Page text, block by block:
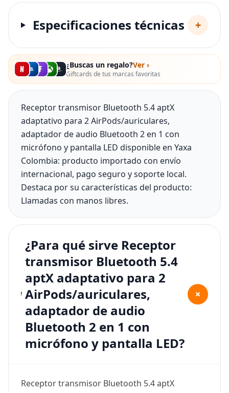
Especificaciones técnicas +
¿Buscas un regalo?Ver ›
Giftcards de tus marcas favoritas
Receptor transmisor Bluetooth 5.4 aptX
adaptativo para 2 AirPods/auriculares,
adaptador de audio Bluetooth 2 en 1 con
micrófono y pantalla LED disponible en Yaxa
Colombia: producto importado con envío
internacional, pago seguro y soporte local.
Destaca por su características del producto:
Llamadas con manos libres.
¿Para qué sirve Receptor
transmisor Bluetooth 5.4
aptX adaptativo para 2
AirPods/auriculares,
adaptador de audio
Bluetooth 2 en 1 con
micrófono y pantalla LED?
+
Receptor transmisor Bluetooth 5.4 aptX